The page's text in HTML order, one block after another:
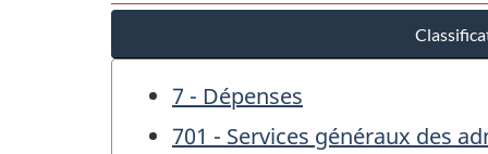
7 - Dépenses
701 - Services généraux des